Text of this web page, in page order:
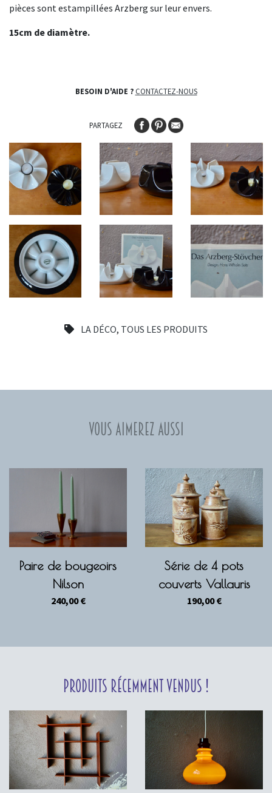
LA DÉCO, TOUS LES PRODUITS
pièces sont estampillées Arzberg sur leur envers.
15cm de diamètre.
BESOIN D'AIDE ? CONTACTEZ-NOUS
PARTAGEZ
Vous aimerez aussi
Paire de bougeoirs
Nilson
240,00€
Série de 4 pots
couverts Vallauris
190,00€
Produits récemment vendus !